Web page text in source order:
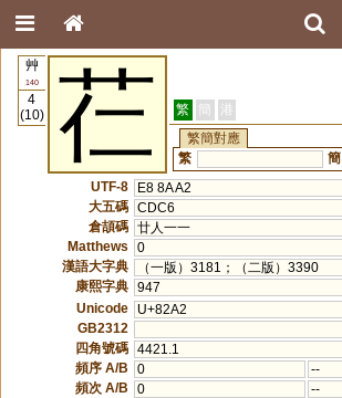
艸
140
4
(10)
芢 繁 簡 港
繁簡對應
繁
簡
UTF-8
E8 8A A2
大五碼 CDC6
倉頡碼 廿人一一
Matthews
0
漢語大字典
（一版）3181；（二版）3390
康熙字典 947
Unicode
U+82A2
GB2312
四角號碼 4421.1
頻序 A/B
0
--
頻次 A/B
0
--